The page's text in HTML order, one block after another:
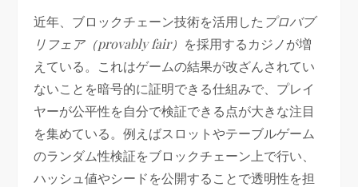
近年、ブロックチェーン技術を活用した プロバブ
リフェア（provably fair） を採用するカジノが増
えている。これはゲームの結果が改ざんされてい
ないことを暗号的に証明できる仕組みで、プレイ
ヤーが公平性を自分で検証できる点が大きな注目
を集めている。例えばスロットやテーブルゲーム
のランダム性検証をブロックチェーン上で行い、
ハッシュ値やシードを公開することで透明性を担